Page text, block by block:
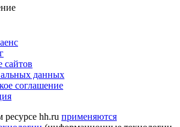
сайтов
данных
соглашение
hh.ru применяются